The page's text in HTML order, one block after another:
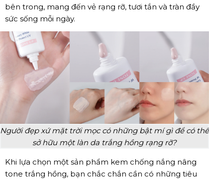
bên trong, mang đến vẻ rạng rỡ, tươi tắn và tràn đầy
sức sống mỗi ngày.
Khi lựa chọn một sản phẩm kem chống nắng nâng
tone trắng hồng, bạn chắc chắn cần có những tiêu
Người đẹp xứ mặt trời mọc có những bật mí gì để có thể
sở hữu một làn da trắng hồng rạng rỡ?